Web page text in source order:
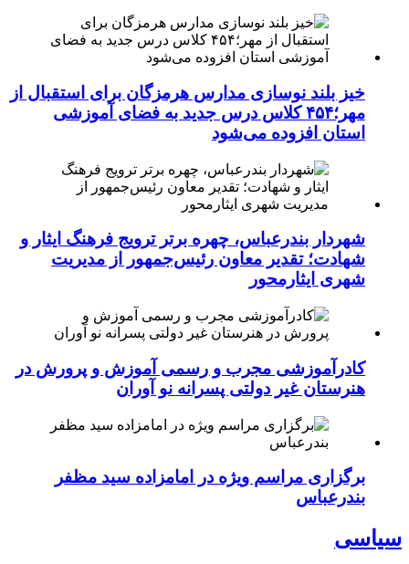
خیز بلند نوسازی مدارس هرمزگان برای استقبال از
مهر؛۴۵۴ کلاس درس جدید به فضای آموزشی
استان افزوده می‌شود
شهردار بندرعباس، چهره برتر ترویج فرهنگ ایثار و
شهادت؛ تقدیر معاون رئیس‌جمهور از مدیریت
شهری ایثارمحور
کادرآموزشی مجرب و رسمی آموزش و پرورش در
هنرستان غیر دولتی پسرانه نو آوران
برگزاری مراسم ویژه در امامزاده سید مظفر
بندرعباس
سیاسی